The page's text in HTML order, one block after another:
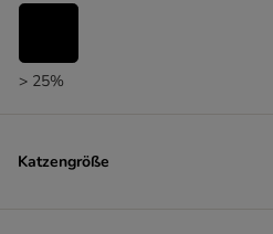
> 25%
Katzengröße